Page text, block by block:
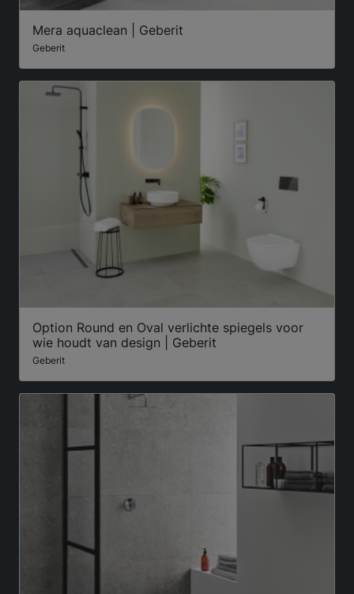
Mera aquaclean | Geberit
Geberit
Option Round en Oval verlichte spiegels voor
wie houdt van design | Geberit
Geberit